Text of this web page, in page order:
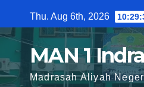
to
content
Thu. Aug 6th, 2026
MAN 1
Madrasah Aliyah